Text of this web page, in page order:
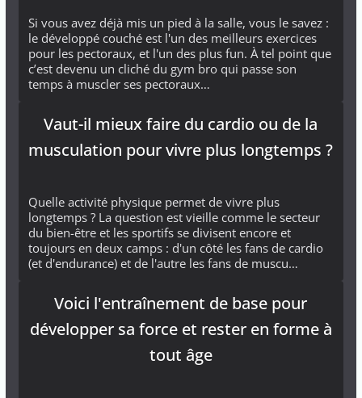
Si vous avez déjà mis un pied à la salle, vous le savez :
le développé couché est l'un des meilleurs exercices
pour les pectoraux, et l'un des plus fun. À tel point que
c’est devenu un cliché du gym bro qui passe son
temps à muscler ses pectoraux…
Vaut-il mieux faire du cardio ou de la
musculation pour vivre plus longtemps ?
Quelle activité physique permet de vivre plus
longtemps ? La question est vieille comme le secteur
du bien-être et les sportifs se divisent encore et
toujours en deux camps : d'un côté les fans de cardio
(et d'endurance) et de l'autre les fans de muscu…
Voici l'entraînement de base pour
développer sa force et rester en forme à
tout âge